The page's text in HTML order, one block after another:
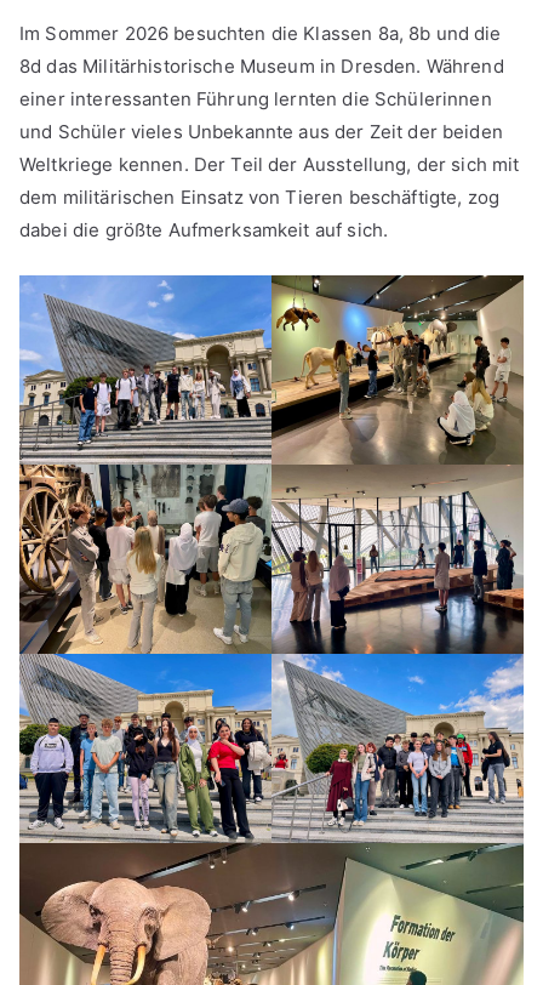
Im Sommer 2026 besuchten die Klassen 8a, 8b und die
8d das Militärhistorische Museum in Dresden. Während
einer interessanten Führung lernten die Schülerinnen
und Schüler vieles Unbekannte aus der Zeit der beiden
Weltkriege kennen. Der Teil der Ausstellung, der sich mit
dem militärischen Einsatz von Tieren beschäftigte, zog
dabei die größte Aufmerksamkeit auf sich.